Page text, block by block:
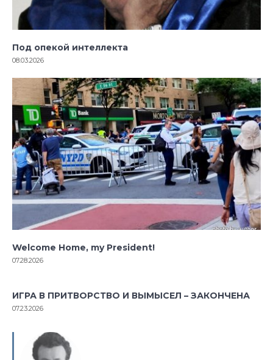
Под опекой интеллекта
08.03.2026
Welcome Home, my President!
07.28.2026
ИГРА В ПРИТВОРСТВО И ВЫМЫСЕЛ – ЗАКОНЧЕНА
07.23.2026